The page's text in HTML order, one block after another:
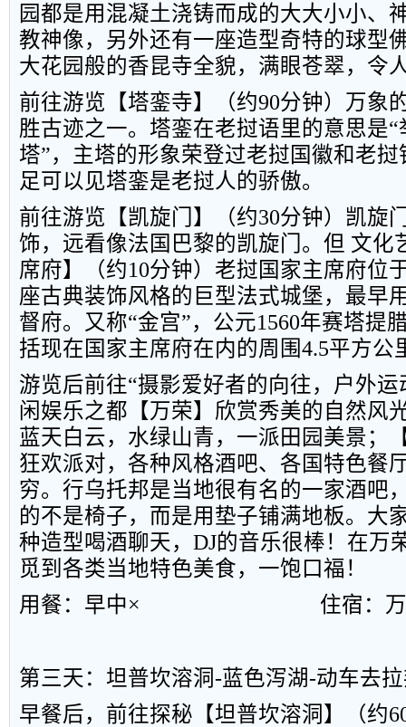
园都是用混凝土浇铸而成的大大小小、
教神像，另外还有一座造型奇特的球型
大花园般的香昆寺全貌，满眼苍翠，令
前往游览【塔銮寺】（约90分钟）万象
胜古迹之一。塔銮在老挝语里的意思是
塔”，主塔的形象荣登过老挝国徽和老
足可以见塔銮是老挝人的骄傲。
前往游览【凯旋门】（约30分钟）凯旋
饰，远看像法国巴黎的凯旋门。但 文化
席府】（约10分钟）老挝国家主席府位
座古典装饰风格的巨型法式城堡，最早
督府。又称“金宫”，公元1560年赛塔提
括现在国家主席府在内的周围4.5平方公
游览后前往“摄影爱好者的向往，户外
闲娱乐之都【万荣】欣赏秀美的自然风
蓝天白云，水绿山青，一派田园美景；
狂欢派对，各种风格酒吧、各国特色餐
穷。行乌托邦是当地很有名的一家酒吧
的不是椅子，而是用垫子铺满地板。大
种造型喝酒聊天， DJ的音乐很棒！在万
觅到各类当地特色美食，一饱口福！
用餐：早中×
住宿：
第三天：坦普坎溶洞-蓝色泻湖-动车去
早餐后，前往探秘【坦普坎溶洞】（约